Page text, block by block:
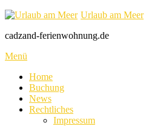
Zum
springen
Urlaub am Meer
cadzand-ferienwohnung.de
Menü
Home
Buchung
News
Rechtliches
Impressum